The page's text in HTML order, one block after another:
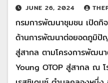
JUNE 26, 2024
กรมการพัฒนาชุมชน เปิดกิ
ด้านการพัฒนาต่อยอดภูมิ
สู่สากล ตามโครงการพัฒ
Young OTOP สู่สากล ณ โ